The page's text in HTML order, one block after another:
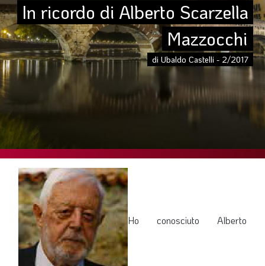
ARCHIVIO
Ultima edizione
1-2/2025
SOMMARIO
PREVIDENZA
FOCUS
PROFESSIONE
TERZA PAGINA
LE FOTO DEL FIL ROUGE
IN QUESTO NUMERO
In ricordo di Alberto Scarzella
Mazzocchi
di Ubaldo Castelli - 2/2017
Ho conosciuto Alberto